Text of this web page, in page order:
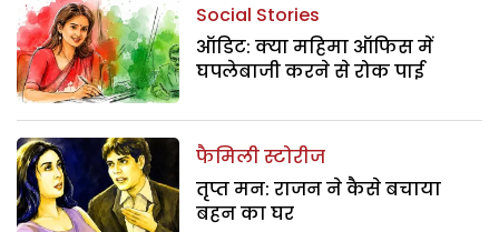
Social Stories
ऑडिट: क्या महिमा ऑफिस में
घपलेबाजी करने से रोक पाई
फैमिली स्टोरीज
तृप्त मन: राजन ने कैसे बचाया
बहन का घर